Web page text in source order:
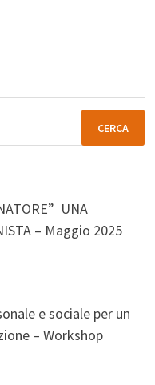
UNA
– Maggio 2025
e sociale per un
– Workshop